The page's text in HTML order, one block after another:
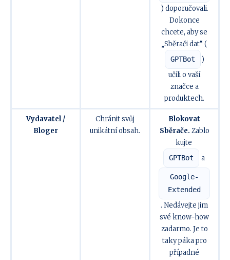
) doporučovali.
Dokonce
chcete, aby se
„Sběrači dat“ (
GPTBot
)
učili o vaší
značce a
produktech.
Vydavatel /
Bloger
Chránit svůj
unikátní obsah.
Blokovat
Sběrače. Zablo
kujte
GPTBot a
Google-
Extended
. Nedávejte jim
své know-how
zadarmo. Je to
taky páka pro
případné